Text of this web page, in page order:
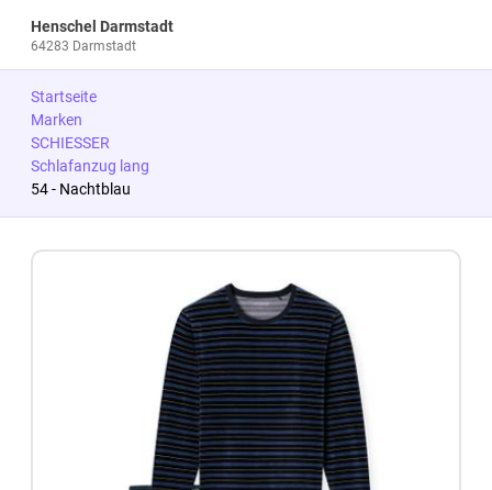
Henschel Darmstadt
64283 Darmstadt
Startseite
Marken
SCHIESSER
Schlafanzug lang
54 - Nachtblau